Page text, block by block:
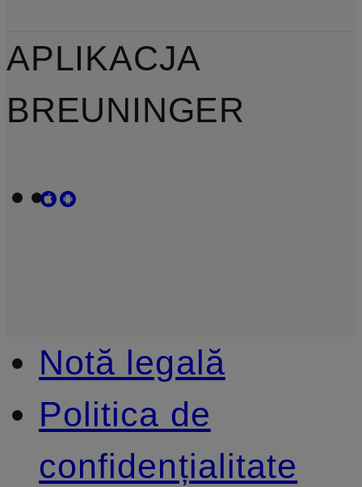
APLIKACJA
BREUNINGER
Notă legală
Politica de
confidențialitate